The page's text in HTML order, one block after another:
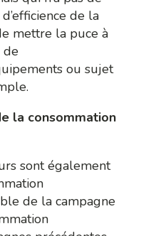
de la
mettre la puce à
de
ou sujet
la consommation
sont également
de la campagne